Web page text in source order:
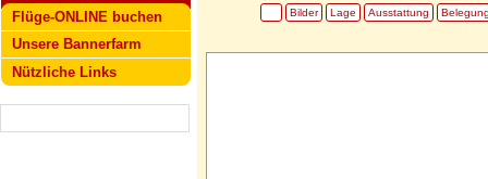
Flüge-ONLINE buchen
Unsere Bannerfarm
Nützliche Links
Bilder Lage Ausstattung